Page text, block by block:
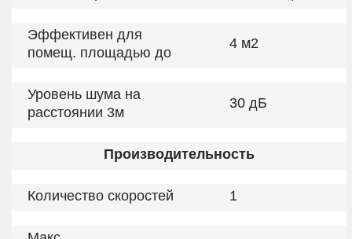
Эффективен для
помещ. площадью до
4 м2
Уровень шума на
расстоянии 3м
30 дБ
Производительность
Количество скоростей 1